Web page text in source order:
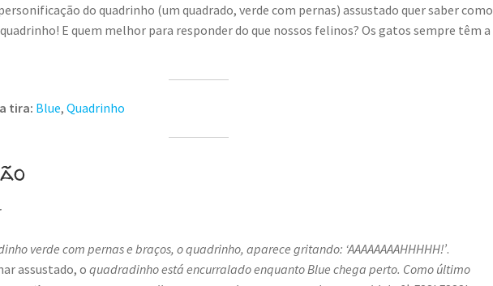
do quadrinho (um quadrado, verde com pernas) assustado quer saber como
E quem melhor para responder do que nossos felinos? Os gatos sempre têm a
tira: Blue,Quadrinho
verde com pernas e braços, o quadrinho, aparece gritando: ‘AAAAAAAAHHHHH!’.
assustado, oquadradinho está encurralado enquanto Blue chega perto. Como último